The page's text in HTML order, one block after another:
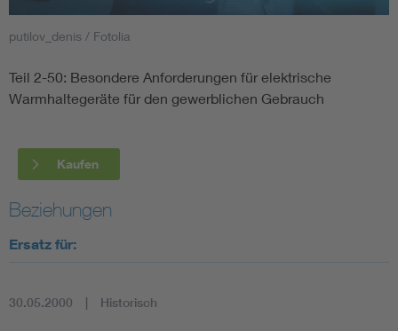
Smart Cities
DKE Fachinformationen im Kontext der Normung
Circular Economy für mehr Ressourceneffizienz
putilov_denis / Fotolia
Teil 2-50: Besondere Anforderungen für elektrische
Warmhaltegeräte für den gewerblichen Gebrauch
Kaufen
Beziehungen
Ersatz für:
30.05.2000 Historisch